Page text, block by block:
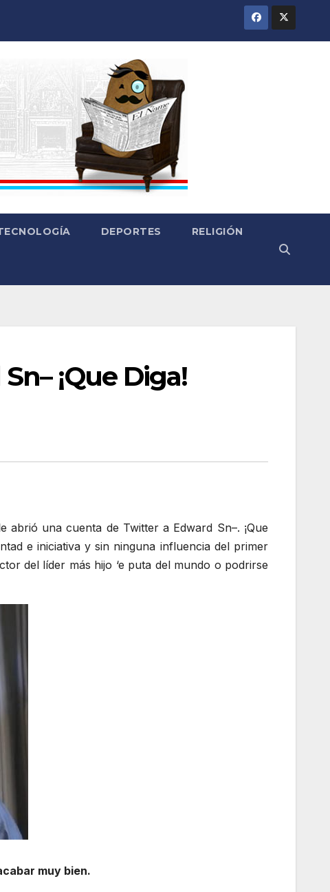
DEPORTES RELIGIÓN
¡Que Diga!
una cuenta de Twitter a Edward Sn–. ¡Que
e iniciativa y sin ninguna influencia del primer
del líder más hijo ‘e puta del mundo o podrirse
muy bien.